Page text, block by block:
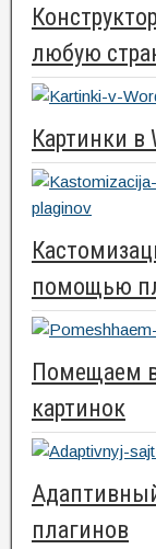
любую
Картинки в
помощью
Помещаем в
картинок
плагинов